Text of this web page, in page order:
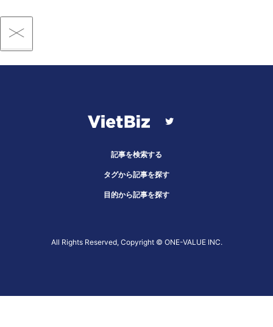
記事を検索する
タグから記事を探す
目的から記事を探す
All Rights Reserved, Copyright ©︎ ONE-VALUE INC.